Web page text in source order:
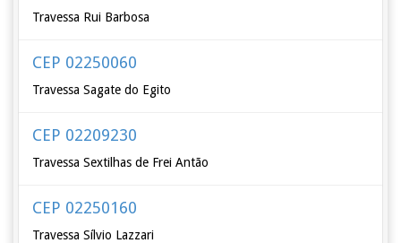
Travessa Rui Barbosa
CEP 02250060
Travessa Sagate do Egito
CEP 02209230
Travessa Sextilhas de Frei Antão
CEP 02250160
Travessa Sílvio Lazzari